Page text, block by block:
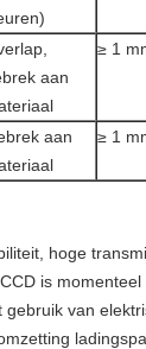
aan
≥ 1
aan
≥ 1
hoge
is
van